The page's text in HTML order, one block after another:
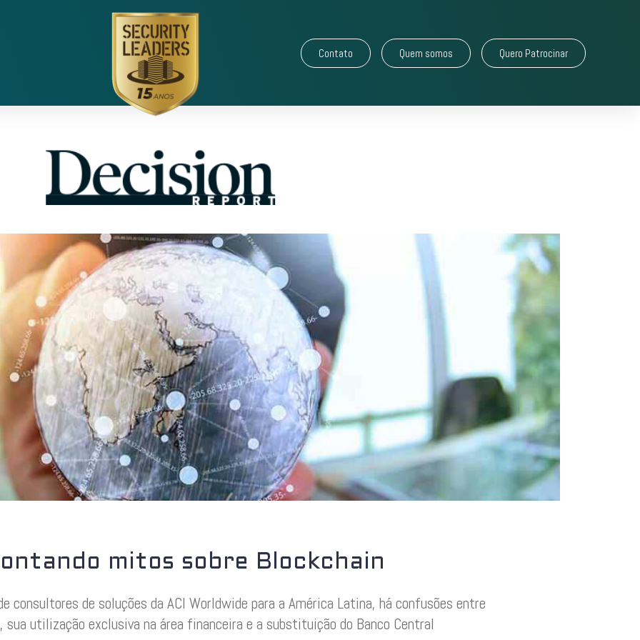
Contato Quem somos Quero Patrocinar
mitos sobre Blockchain
consultores de soluções da ACI Worldwide para a América Latina, há confusões entre
utilização exclusiva na área financeira e a substituição do Banco Central